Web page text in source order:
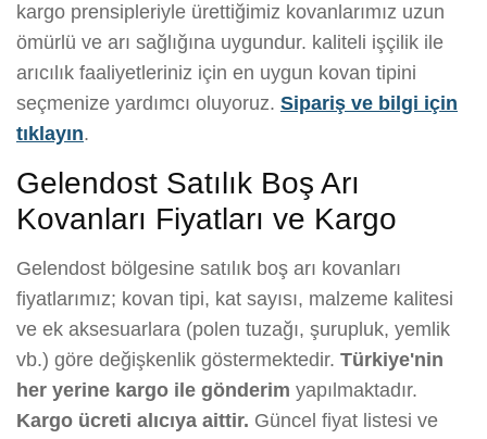
kargo prensipleriyle ürettiğimiz kovanlarımız uzun
ömürlü ve arı sağlığına uygundur. kaliteli işçilik ile
arıcılık faaliyetleriniz için en uygun kovan tipini
seçmenize yardımcı oluyoruz. Sipariş ve bilgi için
tıklayın.
Gelendost Satılık Boş Arı
Kovanları Fiyatları ve Kargo
Gelendost bölgesine satılık boş arı kovanları
fiyatlarımız; kovan tipi, kat sayısı, malzeme kalitesi
ve ek aksesuarlara (polen tuzağı, şurupluk, yemlik
vb.) göre değişkenlik göstermektedir. Türkiye'nin
her yerine kargo ile gönderim yapılmaktadır.
Kargo ücreti alıcıya aittir. Güncel fiyat listesi ve